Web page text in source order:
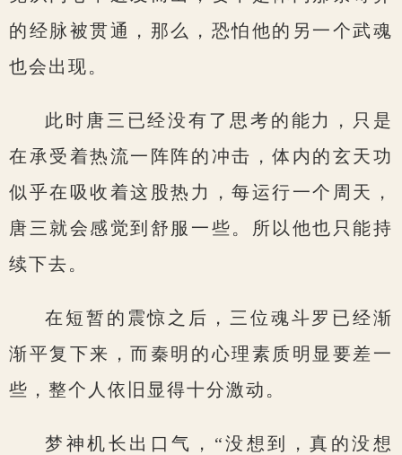
的经脉被贯通，那么，恐怕他的另一个武魂
也会出现。
此时唐三已经没有了思考的能力，只是
在承受着热流一阵阵的冲击，体内的玄天功
似乎在吸收着这股热力，每运行一个周天，
唐三就会感觉到舒服一些。所以他也只能持
续下去。
在短暂的震惊之后，三位魂斗罗已经渐
渐平复下来，而秦明的心理素质明显要差一
些，整个人依旧显得十分激动。
梦神机长出口气，“没想到，真的没想